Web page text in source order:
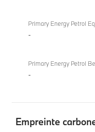
Primary Energy Petrol
-
Primary Energy Petrol
-
Empreinte